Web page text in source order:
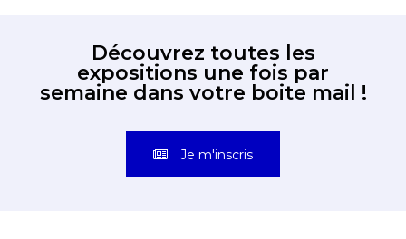
Découvrez toutes les
expositions une fois par
semaine dans votre boite mail !
Je m'inscris